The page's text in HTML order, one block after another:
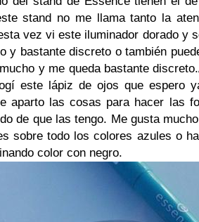
stand no me llama tanto la
vez vi este iluminador dorado y
y bastante discreto o también
y me queda bastante discreto.
este lápiz de ojos que espero
aparto las cosas para hacer las
de que las tengo. Me gusta
sobre todo los colores azules o
color con negro.